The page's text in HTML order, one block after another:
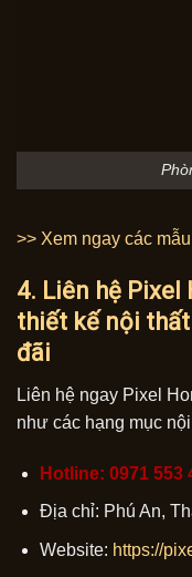
>> Xem ngay các
4. Liên hệ Pixel
thiết kế nội
đãi
Liên hệ ngay Pixel
như các hạng mục
Hotline: 0971 553
Địa chỉ: Phú An,
Website: https://